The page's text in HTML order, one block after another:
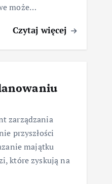
może…
Czytaj więcej
zarządzania
przyszłości
majątku
które zyskują na